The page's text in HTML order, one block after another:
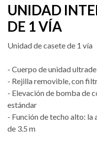
UNIDAD
DE 1 VÍA
Unidad de casete de 1 vía
- Cuerpo de unidad
- Rejilla removible, con
- Elevación de bomba de
estándar
- Función de techo alto:
de 3.5 m